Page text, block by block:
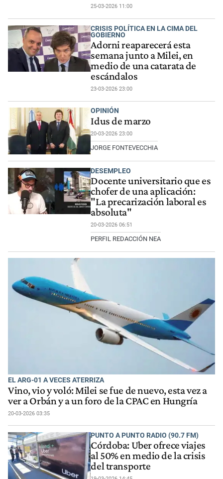
25-03-2026 11:00
CRISIS POLÍTICA EN LA CIMA DEL
GOBIERNO
Adorni reaparecerá esta
semana junto a Milei, en
medio de una catarata de
escándalos
23-03-2026 23:00
OPINIÓN
Idus de marzo
20-03-2026 23:00
JORGE FONTEVECCHIA
DESEMPLEO
Docente universitario que es
chofer de una aplicación:
"La precarización laboral es
absoluta"
20-03-2026 06:51
PERFIL REDACCIÓN NEA
EL ARG-01 A VECES ATERRIZA
Vino, vio y voló: Milei se fue de nuevo, esta vez a
ver a Orbán y a un foro de la CPAC en Hungría
20-03-2026 03:35
PUNTO A PUNTO RADIO (90.7 FM)
Córdoba: Uber ofrece viajes
al 50% en medio de la crisis
del transporte